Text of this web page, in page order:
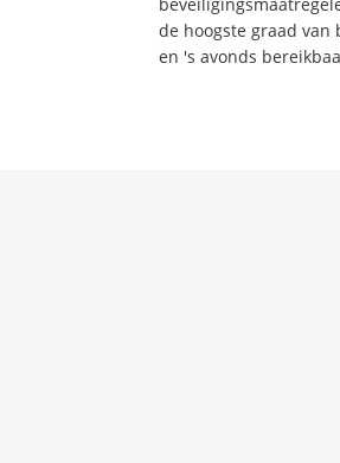
de hoogste graad van
en 's avonds